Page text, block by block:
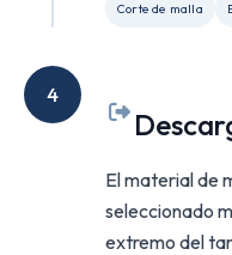
Corte de malla
4
El material de
seleccionado
extremo del